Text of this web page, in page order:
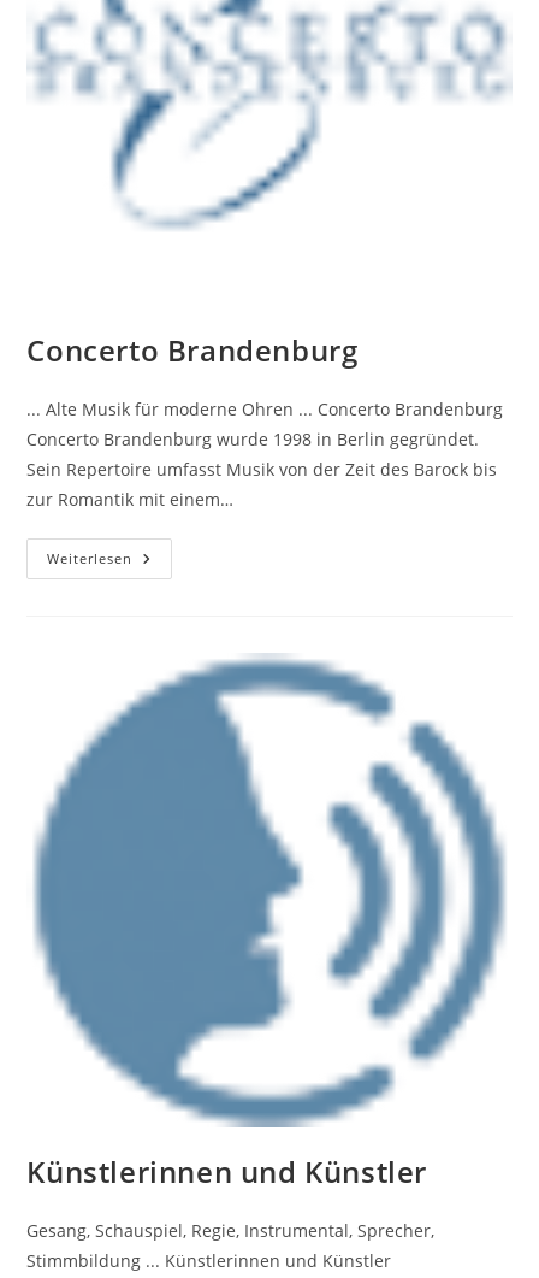
Concerto Brandenburg
... Alte Musik für moderne Ohren ... Concerto Brandenburg
Concerto Brandenburg wurde 1998 in Berlin gegründet.
Sein Repertoire umfasst Musik von der Zeit des Barock bis
zur Romantik mit einem…
Weiterlesen Concerto
Brandenburg
Künstlerinnen und Künstler
Gesang, Schauspiel, Regie, Instrumental, Sprecher,
Stimmbildung ... Künstlerinnen und Künstler